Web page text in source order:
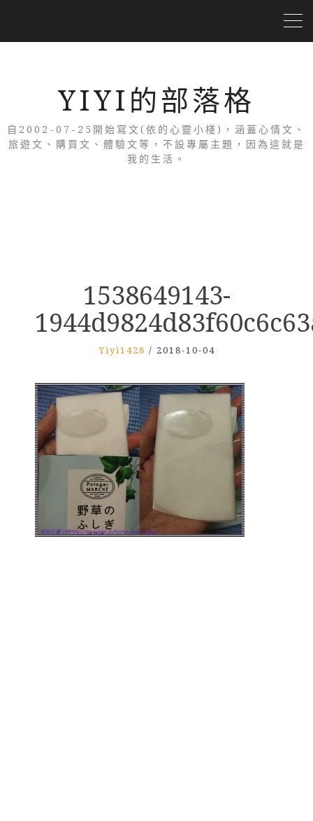
YIYI的部落格
自2002-07-25開始寫文(依的心靈小棧)，涵蓋心情文、
旅遊文、購買文、體驗文等，不設專屬主題，因為這就是
我的生活。
1538649143-
Yiyi1428 / 2018-10-04